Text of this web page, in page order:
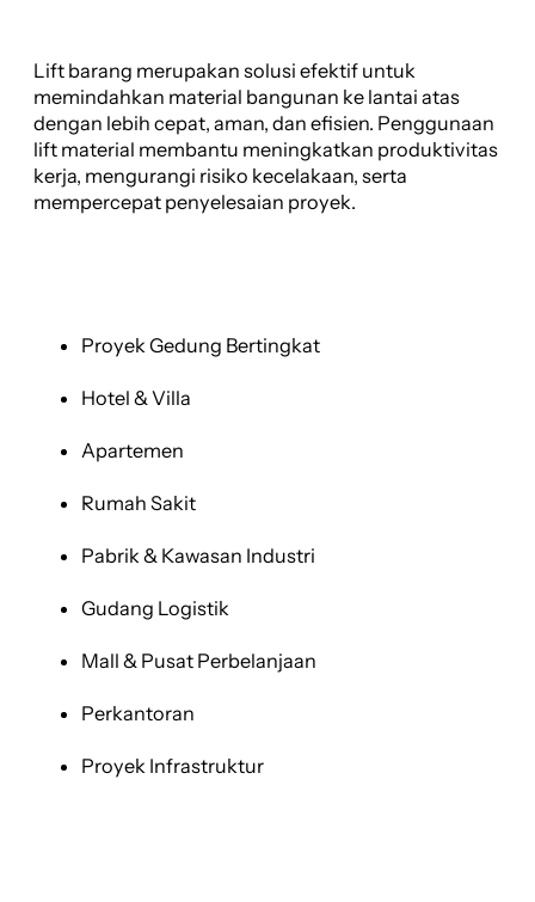
Lift barang merupakan solusi efektif untuk
memindahkan material bangunan ke lantai atas
dengan lebih cepat, aman, dan efisien. Penggunaan
lift material membantu meningkatkan produktivitas
kerja, mengurangi risiko kecelakaan, serta
mempercepat penyelesaian proyek.
Proyek Gedung Bertingkat
Hotel & Villa
Apartemen
Rumah Sakit
Pabrik & Kawasan Industri
Gudang Logistik
Mall & Pusat Perbelanjaan
Perkantoran
Proyek Infrastruktur